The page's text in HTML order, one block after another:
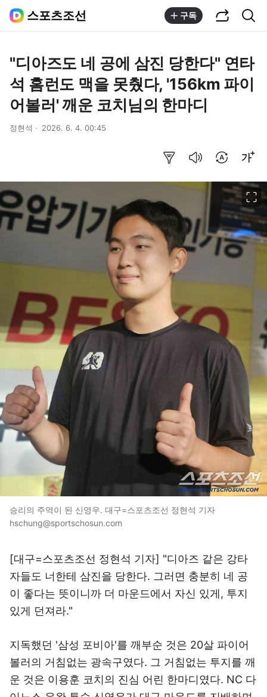
스포츠조선 구독
"디아즈도 네 공에 삼진 당한다" 연타
석 홈런도 맥을 못췄다, '156km 파이
어볼러' 깨운 코치님의 한마디
정현석 2026. 6. 4. 00:45
승리의 주역이 된 신영우. 대구=스포츠조선 정현석 기자
hschung@sportschosun.com
[대구=스포츠조선 정현석 기자] "디아즈 같은 강타
자들도 너한테 삼진을 당한다. 그러면 충분히 네 공
이 좋다는 뜻이니까 더 마운드에서 자신 있게, 투지
있게 던져라."
지독했던 '삼성 포비아'를 깨부순 것은 20살 파이어
볼러의 거침없는 광속구였다. 그 거침없는 투지를 깨
운 것은 이용훈 코치의 진심 어린 한마디였다. NC 다